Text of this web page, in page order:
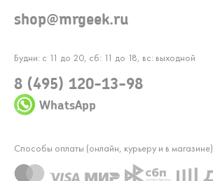
Будни: с 11 до 20, сб: 11 до 18, вс: выходной
8 (495) 120-13-98
WhatsApp
shop@mrgeek.ru
Способы оплаты (онлайн, курьеру и в магазине)